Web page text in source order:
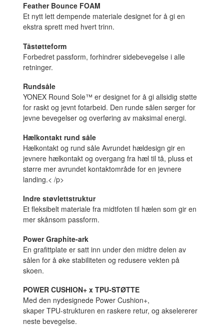
Feather Bounce FOAM
Et nytt lett dempende materiale designet for å gi en
ekstra sprett med hvert trinn.
Tåstøtteform
Forbedret passform, forhindrer sidebevegelse i alle
retninger.
Rundsåle
YONEX Round Sole™ er designet for å gi allsidig støtte
for raskt og jevnt fotarbeid. Den runde sålen sørger for
jevne bevegelser og overføring av maksimal energi.
Hælkontakt rund såle
Hælkontakt og rund såle Avrundet hældesign gir en
jevnere hælkontakt og overgang fra hæl til tå, pluss et
større mer avrundet kontaktområde for en jevnere
landing.< /p>
Indre støvlettstruktur
Et fleksibelt materiale fra midtfoten til hælen som gir en
mer skånsom passform.
Power Graphite-ark
En grafittplate er satt inn under den midtre delen av
sålen for å øke stabiliteten og redusere vekten på
skoen.
POWER CUSHION+ x TPU-STØTTE
Med den nydesignede Power Cushion+,
skaper TPU-strukturen en raskere retur, og akselererer
neste bevegelse.